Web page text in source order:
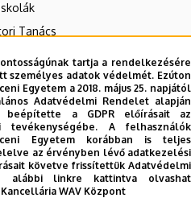
Tanács
Iskola
igénylése a DE
személyek rögzítése a
Súgó|Hibabejelentés
tartja a rendelkezésére
személyes adatok védelmét. Ezúton
Egyetem a 2018. május 25. napjától
Adatvédelmi Rendelet alapján
beépítette a GDPR előírásait az
tevékenységébe. A felhasználók
Egyetem korábban is teljes
az érvényben lévő adatkezelési
követve frissítettük Adatvédelmi
alábbi linkre kattintva olvashat
Kancellária WAV Központ